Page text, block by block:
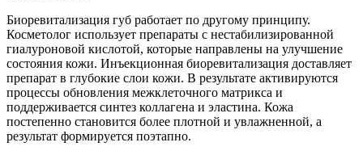
Биоревитализация губ работает по другому принципу.
Косметолог использует препараты с нестабилизированной
гиалуроновой кислотой, которые направлены на улучшение
состояния кожи. Инъекционная биоревитализация доставляет
препарат в глубокие слои кожи. В результате активируются
процессы обновления межклеточного матрикса и
поддерживается синтез коллагена и эластина. Кожа
постепенно становится более плотной и увлажненной, а
результат формируется поэтапно.